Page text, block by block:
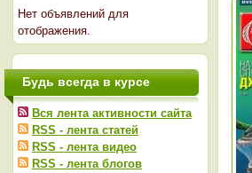
Нет объявлений для
отображения.
Будь всегда в курсе
Вся лента активности сайта
RSS - лента статей
RSS - лента видео
RSS - лента блогов